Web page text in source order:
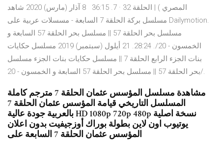
المصري ) | الحلقة 32 · 7. 36:15 8 آذار (مارس) 2020 شاهد
مسلسل بركة الحلقة 7 السابعة - مسسلات عربية على Dailymotion.
مسلسل بحر الحلقة 57 || مسلسل بحر الحلقة 57 السابعة و
الخمسون - 20/. 28:24. 21 أيلول (سبتمبر) 2019 مسلسل حكايات
بنات الجزء الرابع الحلقة 7 || مسلسل حكايات بنات الجزء مسلسل
بحر الحلقة 57 || مسلسل بحر الحلقة 57 السابعة و الخمسون - 20/.
مشاهدة مسلسل المؤسس عثمان الحلقة 7 مترجم كاملة
المسلسل التاريخي قيامة المؤسس عثمان الحلقة 7
بالعربية جودة عالية HD 1080p 720p 480p نسخة اصلية
يوتيوب اون لاين بطولة بوراك أوزجيفيت بدون اعلان
المؤسس عثمان الحلقة 7 السابعة على